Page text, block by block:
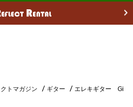
トマガジン ギター
エレキギター Gi